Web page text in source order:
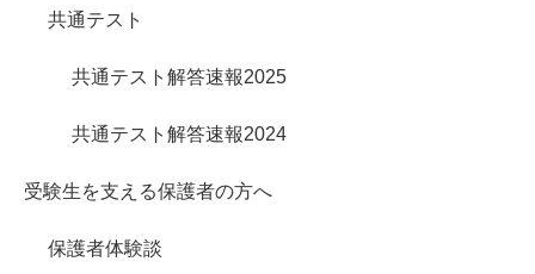
共通テスト
共通テスト解答速報2025
共通テスト解答速報2024
受験生を支える保護者の方へ
保護者体験談